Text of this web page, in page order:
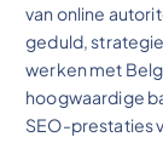
van online
geduld,
werken met
hoogwaardige
SEO-prestaties